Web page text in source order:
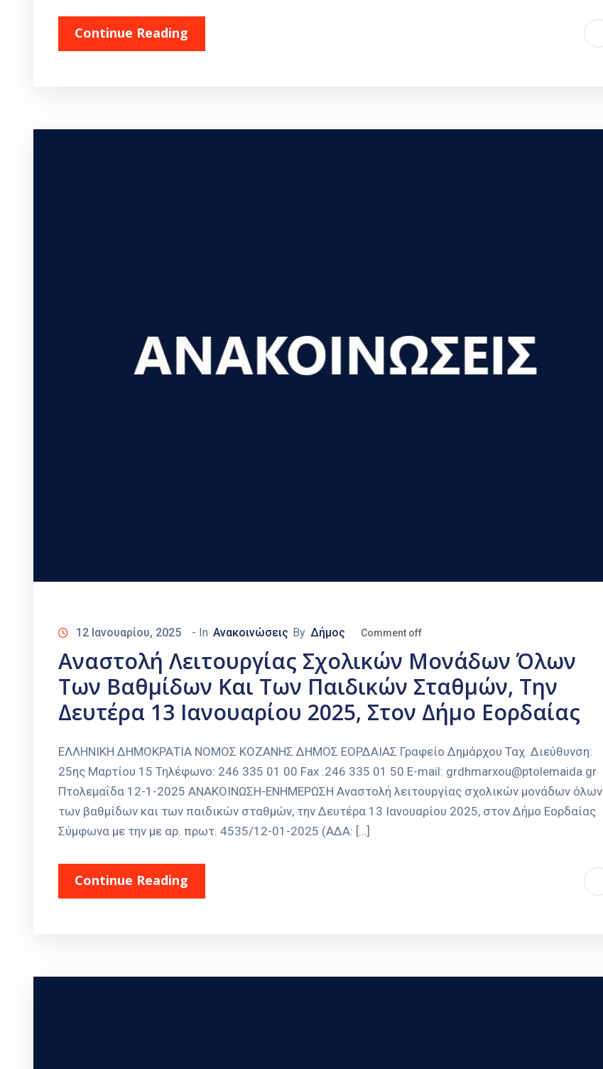
Continue Reading
12 Ιανουαρίου, 2025 - In Ανακοινώσεις By Δήμος Comment off
Αναστολή Λειτουργίας Σχολικών Μονάδων Όλων
Των Βαθμίδων Και Των Παιδικών Σταθμών, Την
Δευτέρα 13 Ιανουαρίου 2025, Στον Δήμο Εορδαίας
ΕΛΛΗΝΙΚΗ ΔΗΜΟΚΡΑΤΙΑ ΝΟΜΟΣ ΚΟΖΑΝΗΣ ΔΗΜΟΣ ΕΟΡΔΑΙΑΣ Γραφείο Δημάρχου Ταχ. Διεύθυνση:
25ης Μαρτίου 15 Τηλέφωνο: 246 335 01 00 Fax :246 335 01 50 E-mail: grdhmarxou@ptolemaida.gr
Πτολεμαΐδα 12-1-2025 ΑΝΑΚΟΙΝΩΣΗ-ΕΝΗΜΕΡΩΣΗ Αναστολή λειτουργίας σχολικών μονάδων όλων
των βαθμίδων και των παιδικών σταθμών, την Δευτέρα 13 Ιανουαρίου 2025, στον Δήμο Εορδαίας
Σύμφωνα με την με αρ. πρωτ. 4535/12-01-2025 (ΑΔΑ: […]
Continue Reading